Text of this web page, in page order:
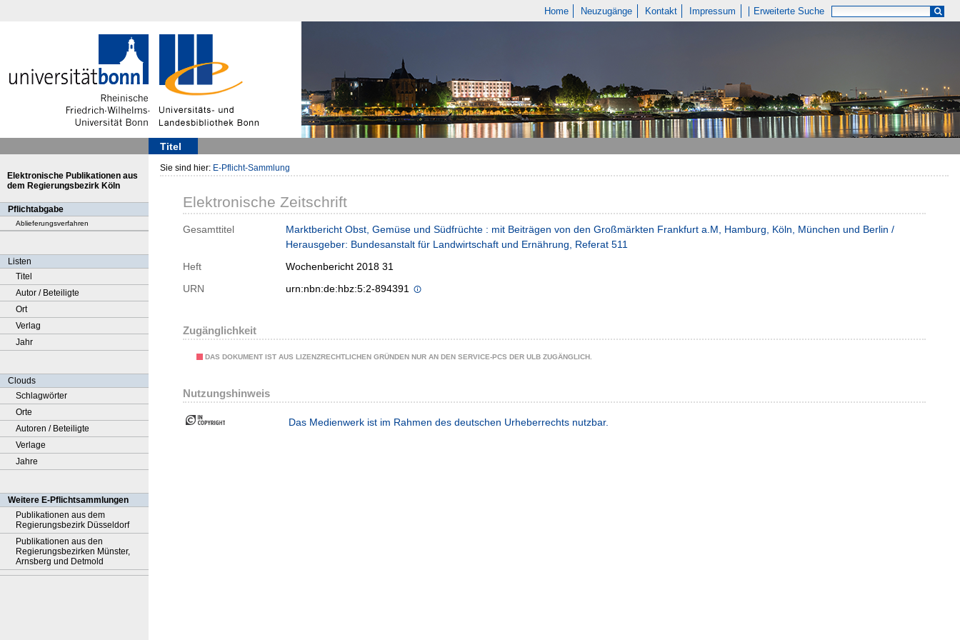
Home Neuzugänge Kontakt Impressum Erweiterte Suche
Titel
Elektronische Publikationen aus
dem Regierungsbezirk Köln
Pflichtabgabe
Ablieferungsverfahren
Listen
Titel
Autor / Beteiligte
Ort
Verlag
Jahr
Clouds
Schlagwörter
Orte
Autoren / Beteiligte
Verlage
Jahre
Weitere E-Pflichtsammlungen
Publikationen aus dem
Regierungsbezirk Düsseldorf
Publikationen aus den
Regierungsbezirken Münster,
Arnsberg und Detmold
Sie sind hier: E-Pflicht-Sammlung
Elektronische Zeitschrift
Gesamttitel
Marktbericht Obst, Gemüse und Südfrüchte : mit Beiträgen von den Großmärkten Frankfurt a.M, Hamburg, Köln, München und Berlin /
Herausgeber: Bundesanstalt für Landwirtschaft und Ernährung, Referat 511
Heft
Wochenbericht 2018 31
URN
urn:nbn:de:hbz:5:2-894391
Zugänglichkeit
DAS DOKUMENT IST AUS LIZENZRECHTLICHEN GRÜNDEN NUR AN DEN SERVICE-PCS DER ULB ZUGÄNGLICH.
Nutzungshinweis
Das Medienwerk ist im Rahmen des deutschen Urheberrechts nutzbar.